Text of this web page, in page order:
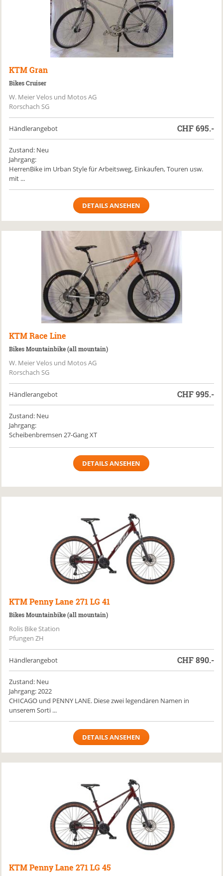
KTM Gran
Bikes Cruiser
W. Meier Velos und Motos AG
Rorschach SG
Händlerangebot CHF695.-
Zustand: Neu
Jahrgang:
HerrenBike im Urban Style für Arbeitsweg, Einkaufen, Touren usw.
mit ...
DETAILS ANSEHEN
KTM Race Line
Bikes Mountainbike (all mountain)
W. Meier Velos und Motos AG
Rorschach SG
Händlerangebot CHF995.-
Zustand: Neu
Jahrgang:
Scheibenbremsen 27-Gang XT
DETAILS ANSEHEN
KTM Penny Lane 271 LG 41
Bikes Mountainbike (all mountain)
Rolis Bike Station
Pfungen ZH
Händlerangebot CHF890.-
Zustand: Neu
Jahrgang: 2022
CHICAGO und PENNY LANE. Diese zwei legendären Namen in
unserem Sorti ...
DETAILS ANSEHEN
KTM Penny Lane 271 LG 45